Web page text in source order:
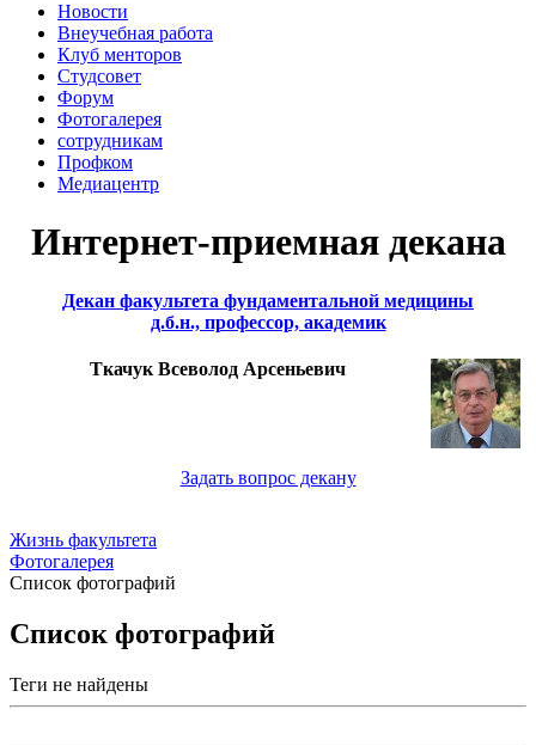
Новости
Внеучебная работа
Клуб менторов
Студсовет
Форум
Фотогалерея
сотрудникам
Профком
Медиацентр
Интернет-приемная декана
Декан факультета фундаментальной медицины
д.б.н., профессор, академик
Ткачук Всеволод Арсеньевич
Задать вопрос декану
Жизнь факультета
Фотогалерея
Список фотографий
Список фотографий
Теги не найдены